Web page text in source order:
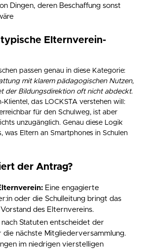
Dingen, deren Beschaffung sonst
typische Elternverein-
passen genau in diese Kategorie:
mit klarem pädagogischen Nutzen,
der Bildungsdirektion oft nicht abdeckt.
Klientel, das LOCKSTA verstehen will:
für den Schulweg, ist aber
unzugänglich. Genau diese Logik
was Eltern an Smartphones in Schulen
der Antrag?
Eine engagierte
oder die Schulleitung bringt das
des Elternvereins.
nach Statuten entscheidet der
die nächste Mitgliederversammlung.
im niedrigen vierstelligen